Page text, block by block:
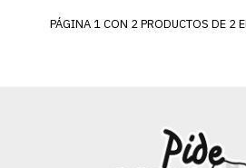
PÁGINA 1 CON 2 PRODUCTOS DE 2